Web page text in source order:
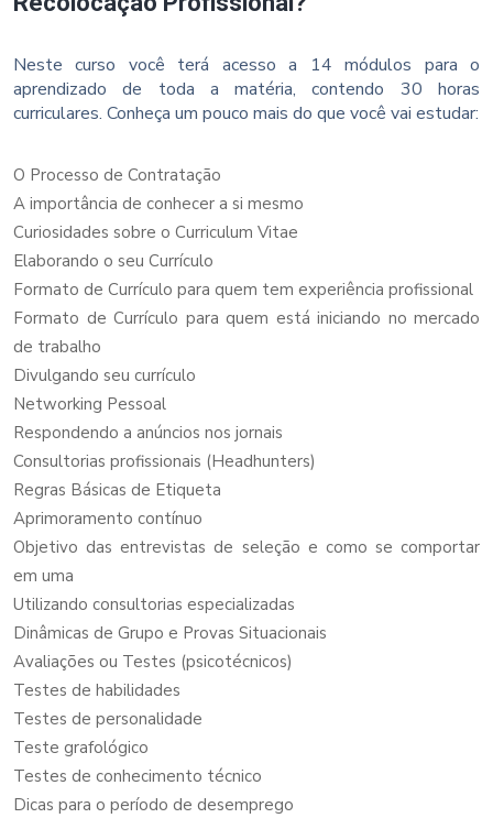
Neste curso você terá acesso a 14 módulos para o
aprendizado de toda a matéria, contendo 30 horas
curriculares. Conheça um pouco mais do que você vai estudar:
O Processo de Contratação
A importância de conhecer a si mesmo
Curiosidades sobre o Curriculum Vitae
Elaborando o seu Currículo
Formato de Currículo para quem tem experiência profissional
Formato de Currículo para quem está iniciando no mercado
de trabalho
Divulgando seu currículo
Networking Pessoal
Respondendo a anúncios nos jornais
Consultorias profissionais (Headhunters)
Regras Básicas de Etiqueta
Aprimoramento contínuo
Objetivo das entrevistas de seleção e como se comportar
em uma
Utilizando consultorias especializadas
Dinâmicas de Grupo e Provas Situacionais
Avaliações ou Testes (psicotécnicos)
Testes de habilidades
Testes de personalidade
Teste grafológico
Testes de conhecimento técnico
Dicas para o período de desemprego